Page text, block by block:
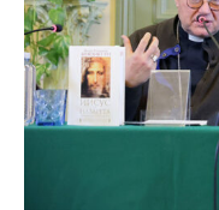
Бенедикта
XVI
прошёл
в
Москве